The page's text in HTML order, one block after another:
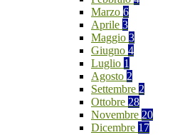
Marzo 6
Aprile 3
Maggio 3
Giugno 4
Luglio 1
Agosto 2
Settembre 2
Ottobre 28
Novembre 20
Dicembre 17